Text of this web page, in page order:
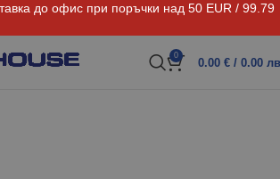
до офис при поръчки над 50 EUR / 99.79
0
0.00 € / 0.00